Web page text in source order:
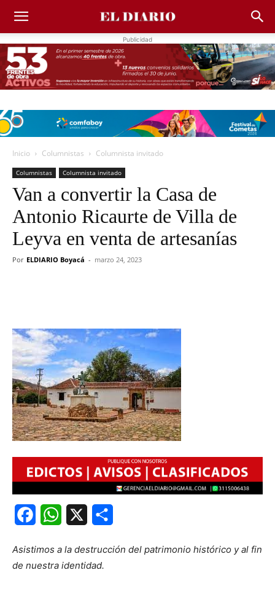
Publicidad
Inicio Columnistas Columnista invitado
Columnistas Columnista invitado
Van a convertir la Casa de
Antonio Ricaurte de Villa de
Leyva en venta de artesanías
Por ELDIARIO Boyacá - marzo 24, 2023
FacebookWhatsApp
Asistimos a la destrucción del patrimonio histórico y al fin
de nuestra identidad.